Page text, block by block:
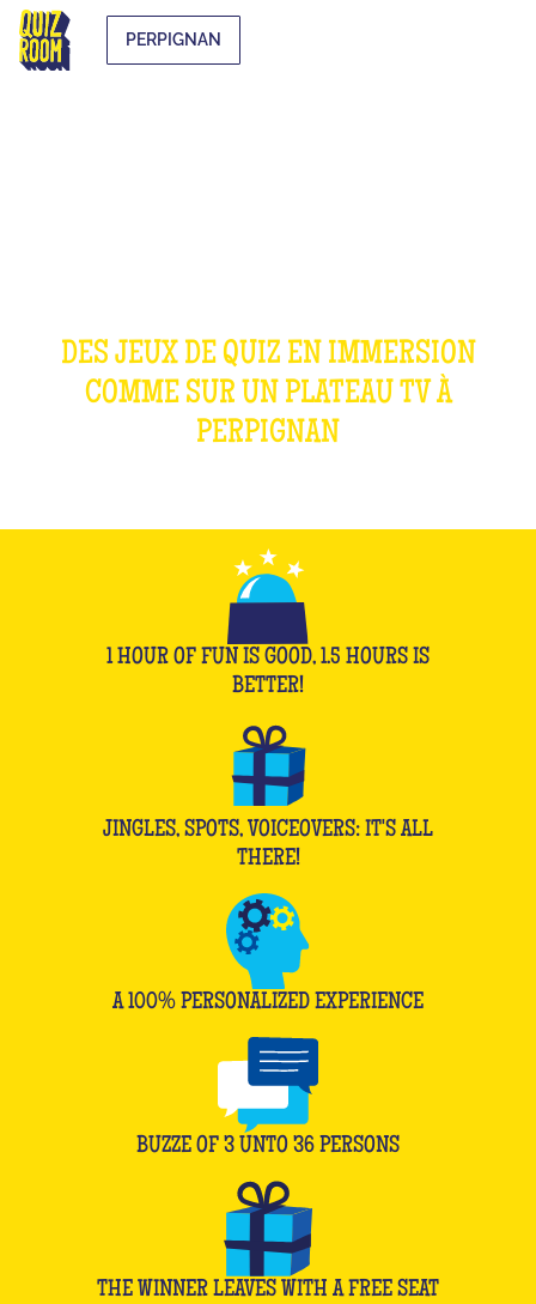
PERPIGNAN
DES JEUX DE QUIZ EN IMMERSION
COMME SUR UN PLATEAU TV À
PERPIGNAN
1 HOUR OF FUN IS GOOD, 1.5 HOURS IS
BETTER!
JINGLES, SPOTS, VOICEOVERS: IT'S ALL
THERE!
A 100% PERSONALIZED EXPERIENCE
BUZZE OF 3 UNTO 36 PERSONS
THE WINNER LEAVES WITH A FREE SEAT